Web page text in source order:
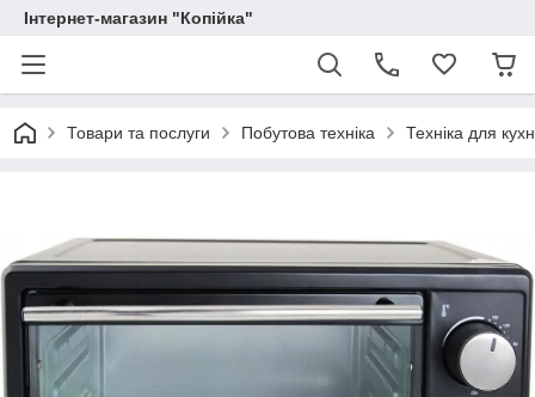
Інтернет-магазин "Копійка"
Товари та послуги Побутова техніка Техніка для